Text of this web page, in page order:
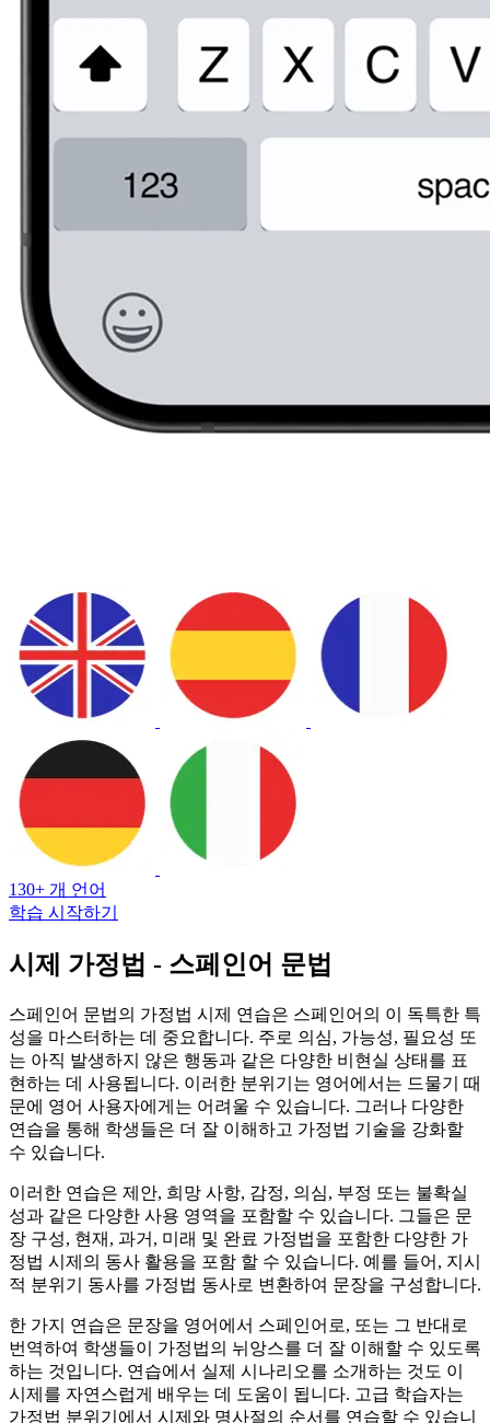
130+ 개 언어
학습 시작하기
시제 가정법 - 스페인어 문법
스페인어 문법의 가정법 시제 연습은 스페인어의 이 독특한 특
성을 마스터하는 데 중요합니다. 주로 의심, 가능성, 필요성 또
는 아직 발생하지 않은 행동과 같은 다양한 비현실 상태를 표
현하는 데 사용됩니다. 이러한 분위기는 영어에서는 드물기 때
문에 영어 사용자에게는 어려울 수 있습니다. 그러나 다양한
연습을 통해 학생들은 더 잘 이해하고 가정법 기술을 강화할
수 있습니다.
이러한 연습은 제안, 희망 사항, 감정, 의심, 부정 또는 불확실
성과 같은 다양한 사용 영역을 포함할 수 있습니다. 그들은 문
장 구성, 현재, 과거, 미래 및 완료 가정법을 포함한 다양한 가
정법 시제의 동사 활용을 포함 할 수 있습니다. 예를 들어, 지시
적 분위기 동사를 가정법 동사로 변환하여 문장을 구성합니다.
한 가지 연습은 문장을 영어에서 스페인어로, 또는 그 반대로
번역하여 학생들이 가정법의 뉘앙스를 더 잘 이해할 수 있도록
하는 것입니다. 연습에서 실제 시나리오를 소개하는 것도 이
시제를 자연스럽게 배우는 데 도움이 됩니다. 고급 학습자는
가정법 분위기에서 시제와 명사절의 순서를 연습할 수 있습니